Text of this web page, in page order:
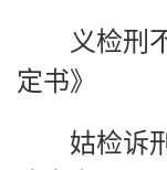
义检刑
定书》
姑检诉